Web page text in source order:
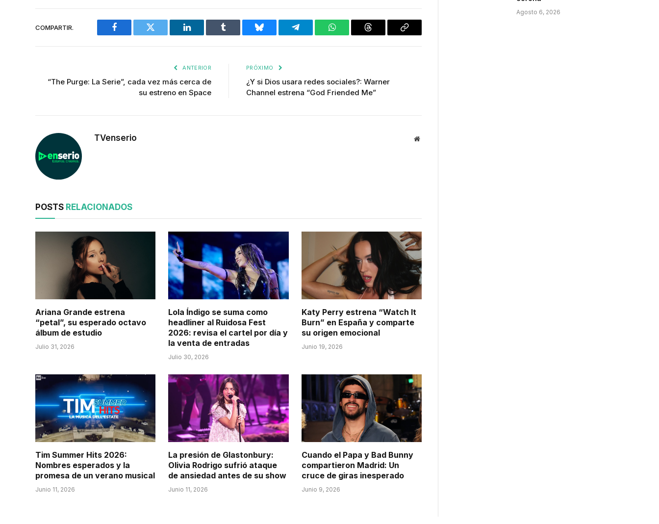
COMPARTIR.
Facebook Twitter LinkedIn Tumblr Bluesky Telegram WhatsAppThreads
Copiar
ANTERIOR
“The Purge: La Serie”, cada vez más cerca de
su estreno en Space
PRÓXIMO
¿Y si Dios usara redes sociales?: Warner
Channel estrena “God Friended Me”
TVenserio Website
POSTS RELACIONADOS
Ariana Grande estrena
“petal”, su esperado octavo
álbum de estudio
Julio 31, 2026
Lola Índigo se suma como
headliner al Ruidosa Fest
2026: revisa el cartel por día y
la venta de entradas
Julio 30, 2026
Katy Perry estrena “Watch It
Burn” en España y comparte
su origen emocional
Junio 19, 2026
Tim Summer Hits 2026:
Nombres esperados y la
promesa de un verano musical
Junio 11, 2026
La presión de Glastonbury:
Olivia Rodrigo sufrió ataque
de ansiedad antes de su show
Junio 11, 2026
Cuando el Papa y Bad Bunny
compartieron Madrid: Un
cruce de giras inesperado
Junio 9, 2026
Agosto 6, 2026